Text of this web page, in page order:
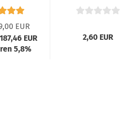
EUR
EUR
5,8%
Schwarz
2,60 EUR